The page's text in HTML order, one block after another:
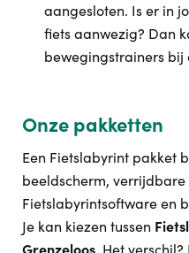
aangesloten. Is er in
fiets aanwezig? Dan
bewegingstrainers bij
Onze pakketten
Een Fietslabyrint pakket
beeldscherm,
Fietslabyrintsoftware en
Je kan kiezen tussen